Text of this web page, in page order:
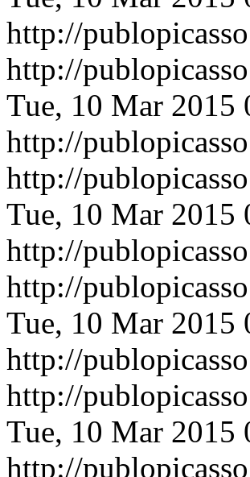
http://
http://
Tue, 10 Mar 2015
http://
http://
Tue, 10 Mar 2015
http://
http://
Tue, 10 Mar 2015
http://
http://
Tue, 10 Mar 2015
http://